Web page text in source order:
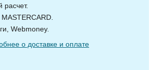
расчет.
Webmoney.
о доставке и оплате